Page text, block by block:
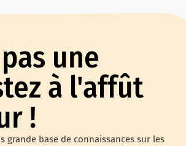
une
à l'affût
!
base de connaissances sur les